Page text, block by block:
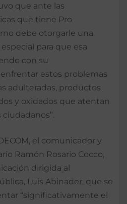
que ante las
que tiene Pro
debe otorgarle una
para que esa
con su
estos problemas
adulteradas, productos
y oxidados que atentan
el comunicador y
Ramón Rosario Cocco,
dirigida al
Luis Abinader, que se
“significativamente el